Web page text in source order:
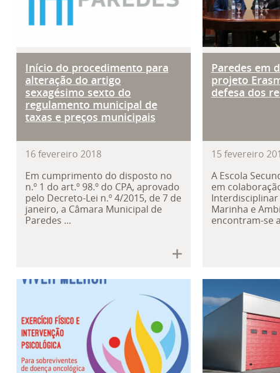
Início do procedimento para
alteração do artigo
sexagésimo sexto do
regulamento municipal de
taxas e preços municipais
16fevereiro 2018
Em cumprimento do disposto no
n.º 1 do art.º 98.º do CPA, aprovado
pelo Decreto-Lei n.º 4/2015, de 7 de
janeiro, a Câmara Municipal de
Paredes ...
Paredes em
projeto
defesa dos
15 fevereiro
A Escola
em
Interdisciplinar
Marinha e
encontram-se
Câmara de Paredes apoia